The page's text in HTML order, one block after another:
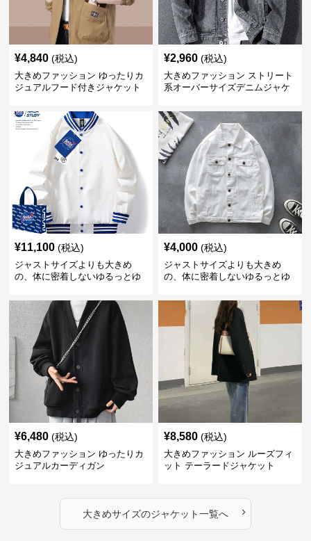
¥4,840 (税込)
大きめファッション ゆったりカ
ジュアルフード付きジャケット
¥2,960 (税込)
大きめファッション ストリート
系オーバーサイズデニムジャケ
¥11,100 (税込)
ジャストサイズよりも大きめ
の、体に密着しないゆるっとゆ
ゆったりスポーツバーシティジ
ャケット
¥4,000 (税込)
ジャストサイズよりも大きめ
の、体に密着しないゆるっとゆ
ゆったりシルエットデニムジャ
ケット
¥6,480 (税込)
大きめファッション ゆったりカ
ジュアルカーディガン
¥8,580 (税込)
大きめファッション ルーズフィ
ット テーラードジャケット
大きめサイズのジャケット一覧へ ›